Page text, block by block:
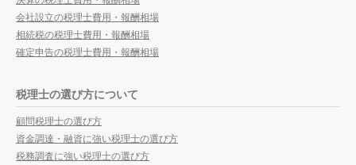
会社設立の税理士費用・報酬相場
相続税の税理士費用・報酬相場
確定申告の税理士費用・報酬相場
税理士の選び方について
顧問税理士の選び方
資金調達・融資に強い税理士の選び方
税務調査に強い税理士の選び方